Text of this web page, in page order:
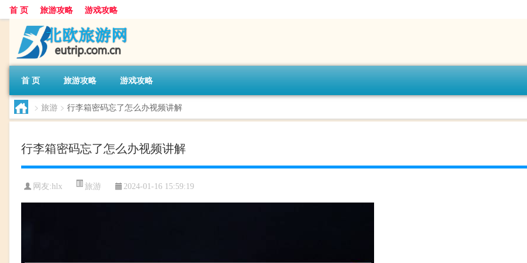
首 页 旅游攻略 游戏攻略
首 页 旅游攻略 游戏攻略
> 旅游 > 行李箱密码忘了怎么办视频讲解
行李箱密码忘了怎么办视频讲解
网友:hlx 旅游 2024-01-16 15:59:19